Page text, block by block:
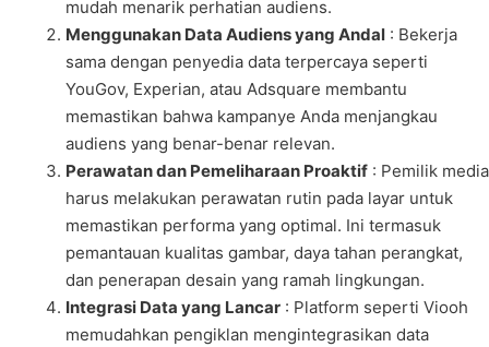
mudah menarik perhatian audiens.
Menggunakan Data Audiens yang Andal : Bekerja
sama dengan penyedia data terpercaya seperti
YouGov, Experian, atau Adsquare membantu
memastikan bahwa kampanye Anda menjangkau
audiens yang benar-benar relevan.
Perawatan dan Pemeliharaan Proaktif : Pemilik media
harus melakukan perawatan rutin pada layar untuk
memastikan performa yang optimal. Ini termasuk
pemantauan kualitas gambar, daya tahan perangkat,
dan penerapan desain yang ramah lingkungan.
Integrasi Data yang Lancar : Platform seperti Viooh
memudahkan pengiklan mengintegrasikan data